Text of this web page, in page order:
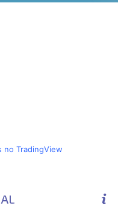
no TradingView